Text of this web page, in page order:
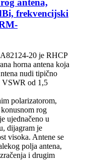
antena,
frekvencijski
20 je RHCP
horna antena koja
nudi tipično
VSWR od 1,5
polarizatorom,
rog
ujednačeno u
dijagram je
visoka. Antene se
polja antena,
i drugim